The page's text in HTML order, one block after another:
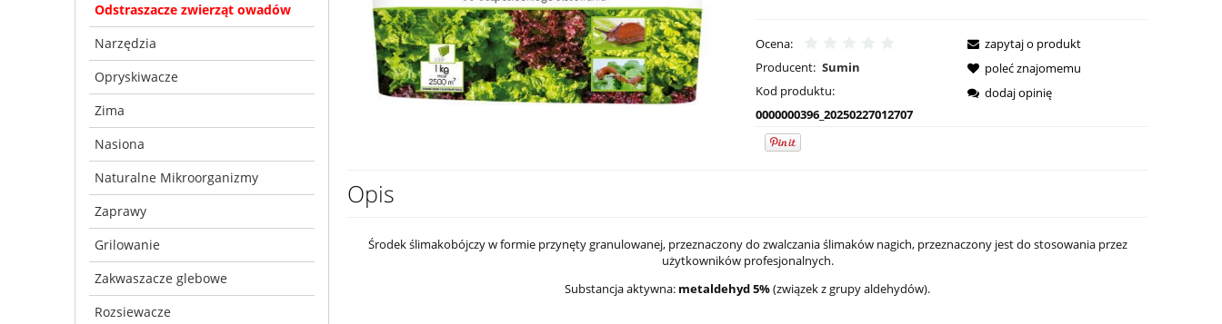
Odstraszacze zwierząt owadów
Narzędzia
Opryskiwacze
Zima
Nasiona
Naturalne Mikroorganizmy
Zaprawy
Grilowanie
Zakwaszacze glebowe
Rozsiewacze
Ocena:
Producent: Sumin
Kod produktu:
0000000396_20250227012707
zapytaj o produkt
poleć znajomemu
dodaj opinię
Opis
Środek ślimakobójczy w formie przynęty granulowanej, przeznaczony do zwalczania ślimaków nagich, przeznaczony jest do stosowania przez
użytkowników profesjonalnych.
Substancja aktywna: metaldehyd 5%(związek z grupy aldehydów).